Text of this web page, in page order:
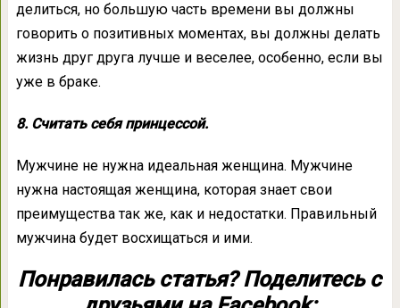
делиться, но большую часть времени вы должны
говорить о позитивных моментах, вы должны делать
жизнь друг друга лучше и веселее, особенно, если вы
уже в браке.
8. Считать себя принцессой.
Мужчине не нужна идеальная женщина. Мужчине
нужна настоящая женщина, которая знает свои
преимущества так же, как и недостатки. Правильный
мужчина будет восхищаться и ими.
Понравилась статья? Поделитесь с